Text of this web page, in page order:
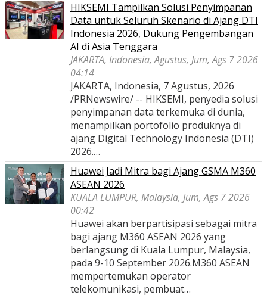
HIKSEMI Tampilkan Solusi Penyimpanan
Data untuk Seluruh Skenario di Ajang DTI
Indonesia 2026, Dukung Pengembangan
AI di Asia Tenggara
JAKARTA, Indonesia, Agustus, Jum, Ags 7 2026
04:14
JAKARTA, Indonesia, 7 Agustus, 2026
/PRNewswire/ -- HIKSEMI, penyedia solusi
penyimpanan data terkemuka di dunia,
menampilkan portofolio produknya di
ajang Digital Technology Indonesia (DTI)
2026.…
Huawei Jadi Mitra bagi Ajang GSMA M360
ASEAN 2026
KUALA LUMPUR, Malaysia, Jum, Ags 7 2026
00:42
Huawei akan berpartisipasi sebagai mitra
bagi ajang M360 ASEAN 2026 yang
berlangsung di Kuala Lumpur, Malaysia,
pada 9-10 September 2026.M360 ASEAN
mempertemukan operator
telekomunikasi, pembuat…